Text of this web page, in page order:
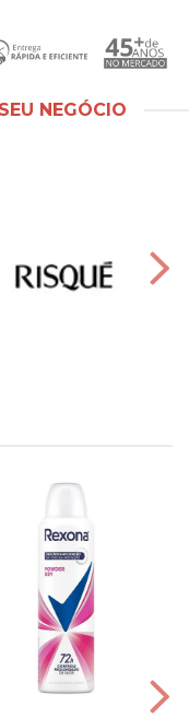
NEGÓCIO